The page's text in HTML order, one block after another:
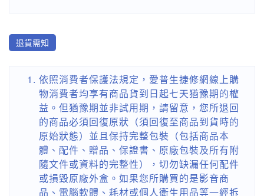
退貨需知
依照消費者保護法規定，愛普生捷修網線上購
物消費者均享有商品貨到日起七天猶豫期的權
益。但猶豫期並非試用期，請留意，您所退回
的商品必須回復原狀（須回復至商品到貨時的
原始狀態）並且保持完整包裝（包括商品本
體、配件、贈品、保證書、原廠包裝及所有附
隨文件或資料的完整性），切勿缺漏任何配件
或損毀原廠外盒。如果您所購買的是影音商
品、電腦軟體、耗材或個人衛生用品等一經拆